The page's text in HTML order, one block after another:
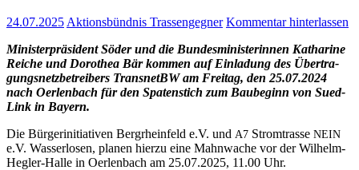
24.07.2025 Aktionsbündnis Trassengegner Kommentar hinterlassen
Minis­ter­prä­si­dent Söder und die Bun­des­mi­nis­te­rin­nen Katha­ri­ne
Rei­che und Doro­thea Bär kom­men auf Ein­la­dung des Über­tra­
gungs­netz­be­trei­bers Trans­netBW am Frei­tag, den 25.07.2024
nach Oer­len­bach für den Spa­ten­stich zum Bau­be­ginn von Sued­
Link in Bay­ern.
Die Bür­ger­initia­ti­ven Berg­rhein­feld e.V. und A7 Strom­tras­se NEIN
e.V. Was­ser­lo­sen, pla­nen hier­zu eine Mahn­wa­che vor der Wil­helm-
Heg­­ler-Hal­­le in Oer­len­bach am 25.07.2025, 11.00 Uhr.